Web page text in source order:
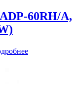
60RH/A,